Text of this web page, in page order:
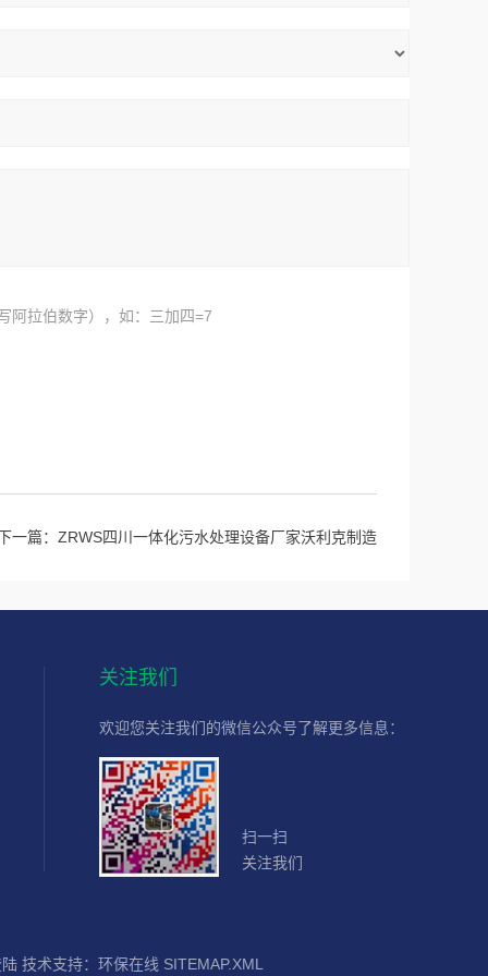
阿拉伯数字），如：三加四=7
一篇： ZRWS四川一体化污水处理设备厂家沃利克制造
关注我们
欢迎您关注我们的微信公众号了解更多信息：
扫一扫
关注我们
技术支持： 环保在线 SITEMAP.XML